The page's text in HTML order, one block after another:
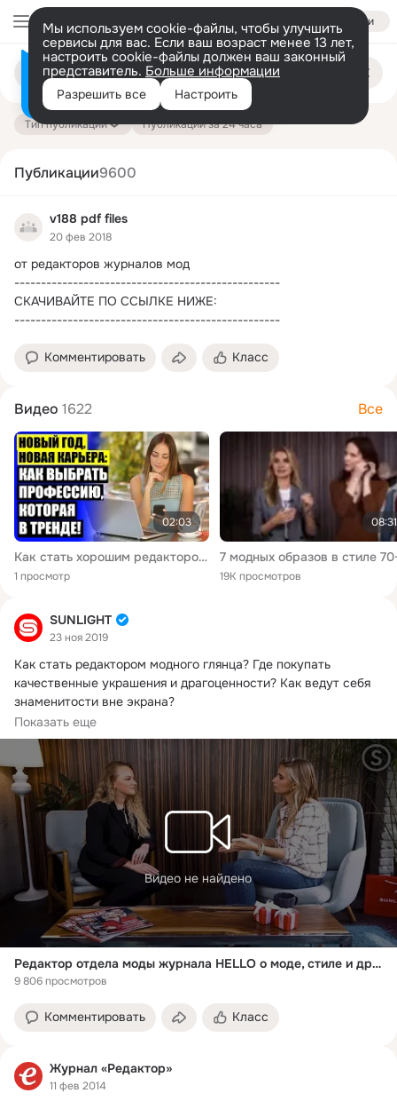
Войти
Мы используем cookie-файлы, чтобы улучшить
сервисы для вас. Если ваш возраст менее 13 лет,
настроить cookie-файлы должен ваш законный
представитель. Больше информации
Разрешить все Настроить
Поиск
публикациям
Тип публикации Публикации за 24 часа
Публикации9600
v188 pdf files
20 фев 2018
от редакторов журналов мод
--------------------------------------------------
СКАЧИВАЙТЕ ПО ССЫЛКЕ НИЖЕ:
--------------------------------------------------
Комментировать Класс
Видео 1622 Все
02:03
Как стать хорошим редактором 💡 Копирайтер кто это такой
1 просмотр
08:31
19K просмотров
SUNLIGHT
23 ноя 2019
Как стать редактором модного глянца? Где покупать
качественные украшения и драгоценности? Как ведут себя
знаменитости вне экрана?
Об...
Показать еще
Видео не найдено
Редактор отдела моды журнала HELLO о моде, стиле и драгоценностях | SUNLIGHT
9 806 просмотров
Комментировать Класс
Журнал «Редактор»
11 фев 2014
Информация о контенте
на платформе — здесь